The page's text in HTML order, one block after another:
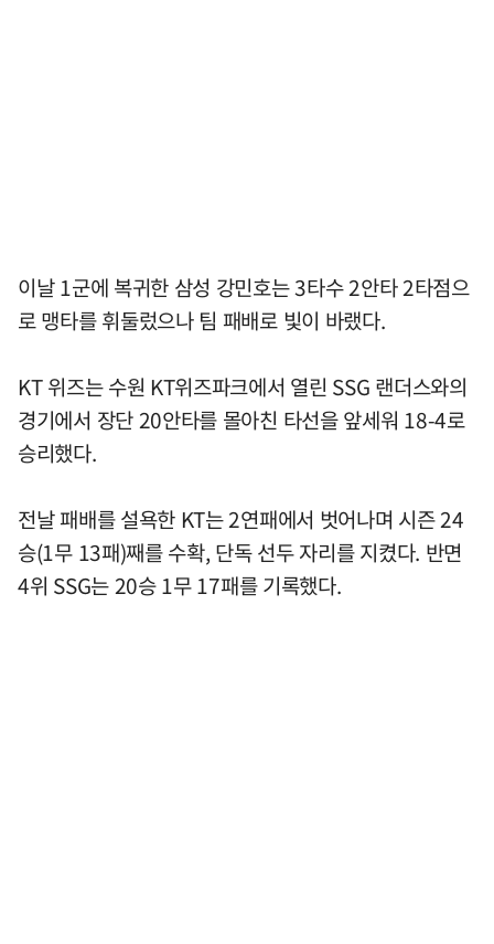
이날 1군에 복귀한 삼성 강민호는 3타수 2안타 2타점으
로 맹타를 휘둘렀으나 팀 패배로 빛이 바랬다.
KT 위즈는 수원 KT위즈파크에서 열린 SSG 랜더스와의
경기에서 장단 20안타를 몰아친 타선을 앞세워 18-4로
승리했다.
전날 패배를 설욕한 KT는 2연패에서 벗어나며 시즌 24
승(1무 13패)째를 수확, 단독 선두 자리를 지켰다. 반면
4위 SSG는 20승 1무 17패를 기록했다.